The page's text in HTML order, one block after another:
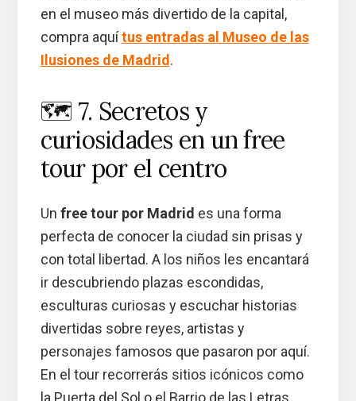
en el museo más divertido de la capital,
compra aquítus entradas al Museo de las
Ilusiones de Madrid .
🗺️ 7. Secretos y
curiosidades en un free
tour por el centro
Un free tour por Madrid es una forma
perfecta de conocer la ciudad sin prisas y
con total libertad. A los niños les encantará
ir descubriendo plazas escondidas,
esculturas curiosas y escuchar historias
divertidas sobre reyes, artistas y
personajes famosos que pasaron por aquí.
En el tour recorrerás sitios icónicos como
la Puerta del Sol o el Barrio de las Letras,